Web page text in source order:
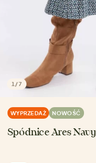
1 /7
WYPRZEDAŻ NOWOŚĆ
Spódnice Ares Navy